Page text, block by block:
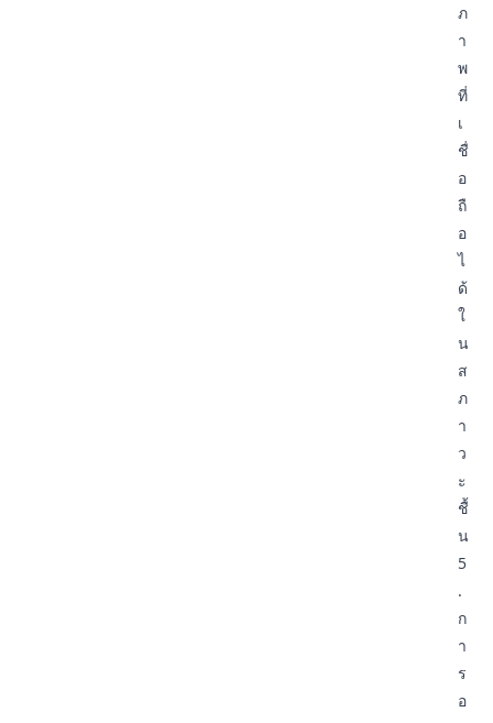
ภ
า
พ
ที่
เ
ชื่
อ
ถื
อ
ไ
ด้
ใ
น
ส
ภ
า
ว
ะ
ชื้
น
5
.
ก
า
ร
อ